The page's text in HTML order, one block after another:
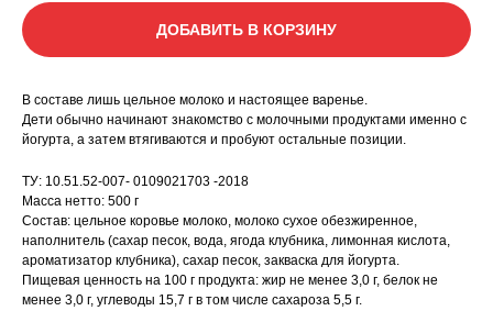
ДОБАВИТЬ В КОРЗИНУ
В составе лишь цельное молоко и настоящее варенье.
Дети обычно начинают знакомство с молочными продуктами именно с
йогурта, а затем втягиваются и пробуют остальные позиции.
ТУ: 10.51.52-007- 0109021703 -2018
Масса нетто: 500 г
Состав: цельное коровье молоко, молоко сухое обезжиренное,
наполнитель (сахар песок, вода, ягода клубника, лимонная кислота,
ароматизатор клубника), сахар песок, закваска для йогурта.
Пищевая ценность на 100 г продукта: жир не менее 3,0 г, белок не
менее 3,0 г, углеводы 15,7 г в том числе сахароза 5,5 г.